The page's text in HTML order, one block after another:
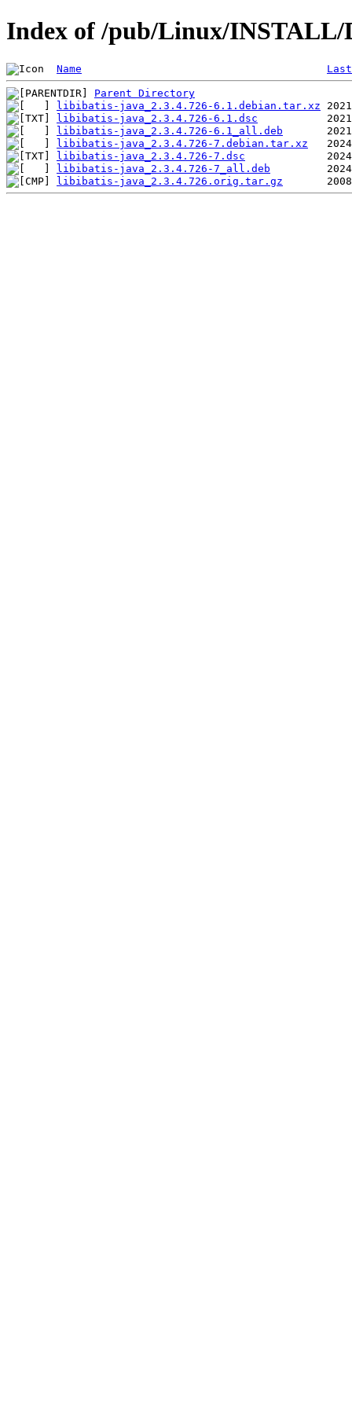
Index of /pub/Linux/
Name
Parent Directory
libibatis-java_2.3.4.726-6.1.debian.tar.xz
libibatis-java_2.3.4.726-6.1.dsc
libibatis-java_2.3.4.726-6.1_all.deb
libibatis-java_2.3.4.726-7.debian.tar.xz
libibatis-java_2.3.4.726-7.dsc
libibatis-java_2.3.4.726-7_all.deb
libibatis-java_2.3.4.726.orig.tar.gz